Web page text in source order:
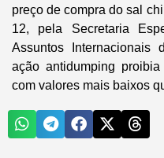
preço de compra do sal
12, pela Secretaria
Assuntos Internacionais
ação antidumping
com valores mais baixos